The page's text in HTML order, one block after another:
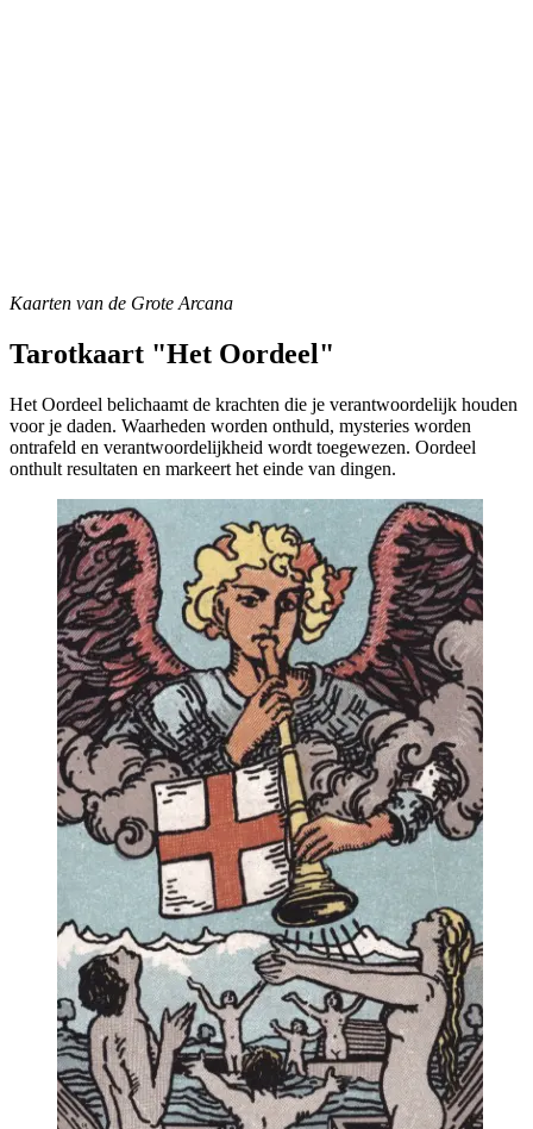
Kaarten van de Grote Arcana
Tarotkaart "Het Oordeel"
Het Oordeel belichaamt de krachten die je verantwoordelijk houden
voor je daden. Waarheden worden onthuld, mysteries worden
ontrafeld en verantwoordelijkheid wordt toegewezen. Oordeel
onthult resultaten en markeert het einde van dingen.